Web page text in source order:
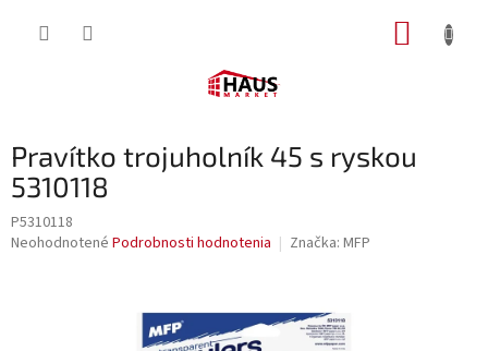
Pravítko trojuholník 45 s ryskou
5310118
P5310118
Priemerné
Neohodnotené Podrobnosti hodnotenia Značka: MFP